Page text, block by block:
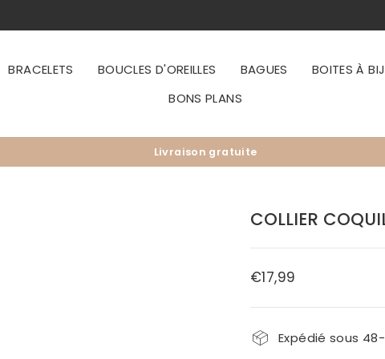
BRACELETS BOUCLES D'OREILLES BAGUES BOITES À
BONS PLANS
Diaporama
Livraison gratuite
COLLIER
Prix
€17,99
Expédié sous